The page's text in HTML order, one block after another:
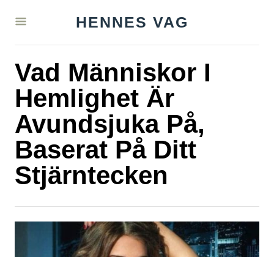
HENNES VAG
Vad Människor I
Hemlighet Är
Avundsjuka På,
Baserat På Ditt
Stjärntecken